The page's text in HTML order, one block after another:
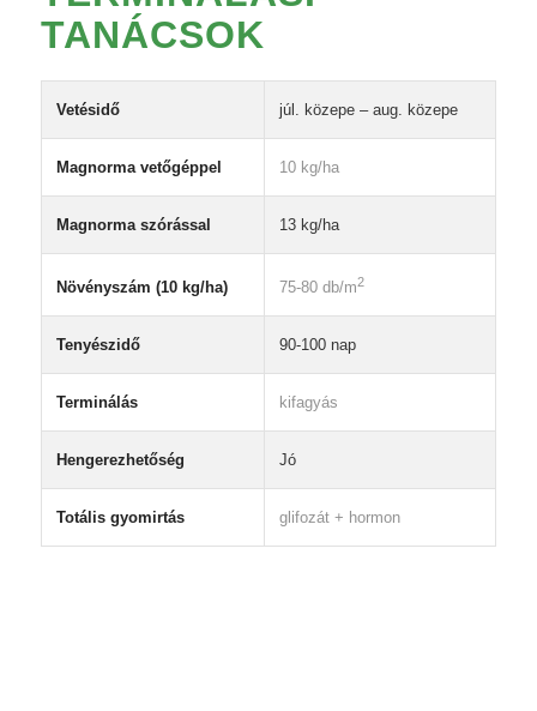
TANÁCSOK
Vetésidő júl. közepe – aug. közepe
Magnorma vetőgéppel 10 kg/ha
Magnorma szórással 13 kg/ha
Növényszám (10 kg/ha) 75-80 db/m2
Tenyészidő 90-100 nap
Terminálás kifagyás
Hengerezhetőség Jó
Totális gyomirtás glifozát + hormon